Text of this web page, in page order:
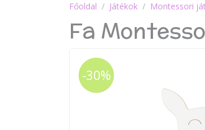
Főoldal Játékok Montessori
Fa
-30%